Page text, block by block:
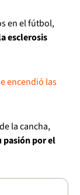
en el fútbol,
esclerosis
encendió las
la cancha,
pasión por el